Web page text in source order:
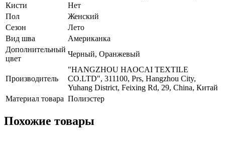
Кисти
Нет
Пол
Женский
Сезон
Лето
Вид шва
Американка
Дополнительный
цвет
Черный, Оранжевый
Производитель
"HANGZHOU HAOCAI TEXTILE
CO.LTD", 311100, Prs, Hangzhou City,
Yuhang District, Feixing Rd, 29, China, Китай
Материал товара Полиэстер
Похожие товары